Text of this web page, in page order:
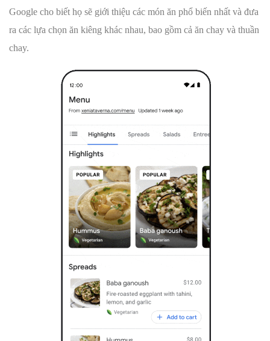
Google cho biết họ sẽ giới thiệu các món ăn phổ biến nhất và đưa
ra các lựa chọn ăn kiêng khác nhau, bao gồm cả ăn chay và thuần
chay.